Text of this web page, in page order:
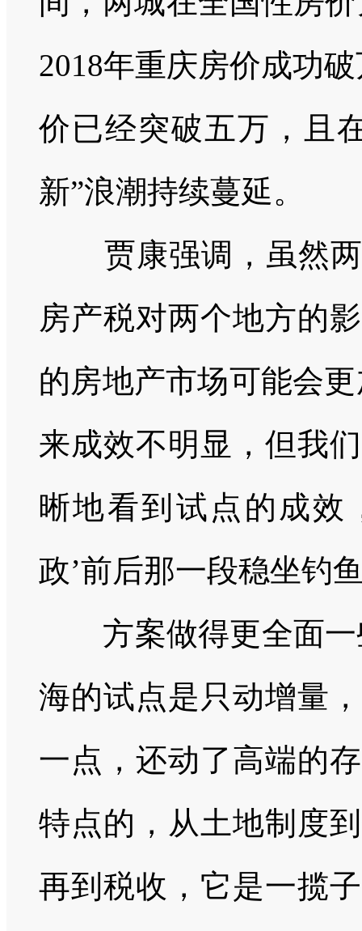
2018年重庆房价成功
价已经突破五万，且
新”浪潮持续蔓延。
贾康强调，虽然
房产税对两个地方的
的房地产市场可能会
来成效不明显，但我
晰地看到试点的成效
政’前后那一段稳坐钓
方案做得更全面
海的试点是只动增量
一点，还动了高端的
特点的，从土地制度
再到税收，它是一揽